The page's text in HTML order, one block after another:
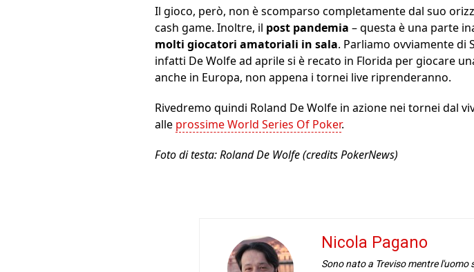
Il gioco, però, non è scomparso completamente dal suo
cash game. Inoltre, il post pandemia – questa è una parte
molti giocatori amatoriali in sala. Parliamo ovviamente di
infatti De Wolfe ad aprile si è recato in Florida per giocare
anche in Europa, non appena i tornei live riprenderanno.
Rivedremo quindi Roland De Wolfe in azione nei tornei dal
alle prossime World Series Of Poker.
Foto di testa: Roland De Wolfe (credits PokerNews)
Nicola Pagano
Sono nato a Treviso mentre